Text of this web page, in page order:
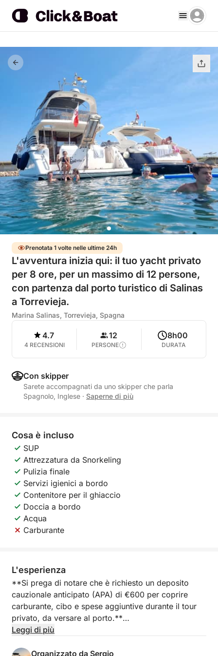
Prenotata 1 volte nelle ultime 24h
L'avventura inizia qui: il tuo yacht privato
per 8 ore, per un massimo di 12 persone,
con partenza dal porto turistico di Salinas
a Torrevieja.
Marina Salinas, Torrevieja, Spagna
4.7
4 RECENSIONI
12
PERSONE
8h00
DURATA
Con skipper
Sarete accompagnati da uno skipper che parla
Spagnolo, Inglese · Saperne di più
Cosa è incluso
SUP
Attrezzatura da Snorkeling
Pulizia finale
Servizi igienici a bordo
Contenitore per il ghiaccio
Doccia a bordo
Acqua
Carburante
L'esperienza
**Si prega di notare che è richiesto un deposito
cauzionale anticipato (APA) di €600 per coprire
carburante, cibo e spese aggiuntive durante il tour
privato, da versare al porto.**
giornata partendo da Marina Salinas a Torrevieja,
Leggi di più
Organizzato da Sergio